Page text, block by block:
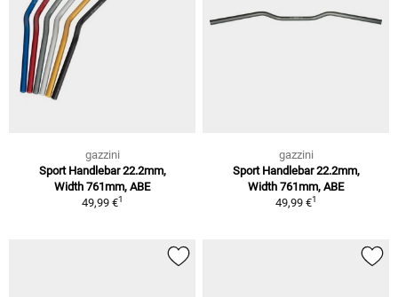
gazzini
Sport Handlebar 22.2mm,
Width 761mm, ABE
49,99 €1
gazzini
Sport Handlebar 22.2mm,
Width 761mm, ABE
49,99 €1